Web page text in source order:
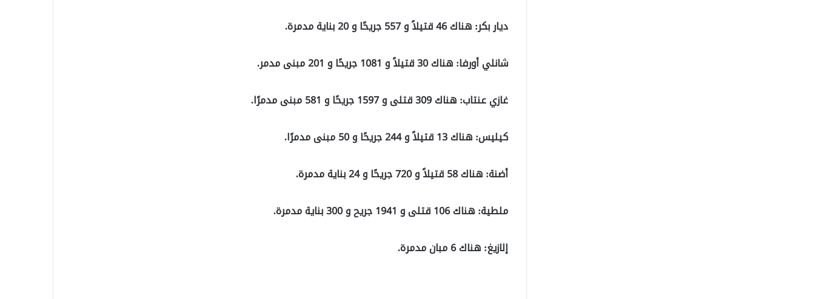
ديار بكر: هناك 46 قتيلاً و 557 جريحًا و 20 بناية مدمرة.
شانلي أورفا: هناك 30 قتيلاً و 1081 جريحًا و 201 مبنى مدمر.
غازي عنتاب: هناك 309 قتلى و 1597 جريحًا و 581 مبنى مدمرًا.
كيليس: هناك 13 قتيلاً و 244 جريحًا و 50 مبنى مدمرًا.
أضنة: هناك 58 قتيلاً و 720 جريحًا و 24 بناية مدمرة.
ملطية: هناك 106 قتلى و 1941 جريح و 300 بناية مدمرة.
إلازيغ: هناك 6 مبان مدمرة.